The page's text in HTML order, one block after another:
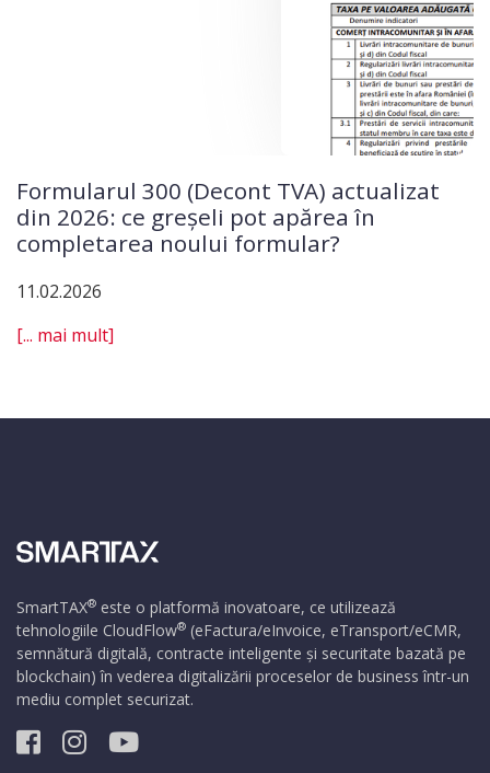
Formularul 300 (Decont TVA) actualizat
din 2026: ce greșeli pot apărea în
completarea noului formular?
11.02.2026
[... mai mult]
SmartTAX® este o platformă inovatoare, ce utilizează
tehnologiile CloudFlow® (eFactura/eInvoice, eTransport/eCMR,
semnătură digitală, contracte inteligente și securitate bazată pe
blockchain) în vederea digitalizării proceselor de business într-un
mediu complet securizat.